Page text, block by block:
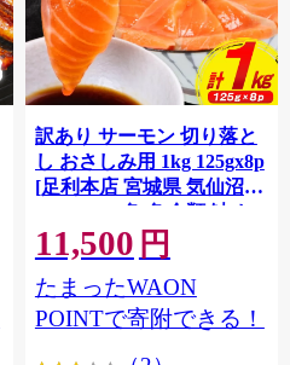
訳あり サーモン 切り落と
し おさしみ用 1kg 125gx8p
[足利本店 宮城県 気仙沼市
20564313] 魚 魚介類 鮭 お
刺し身 刺し身 刺身 生 生食
個包装 チリ銀鮭 銀鮭 海鮮
海鮮丼 魚介
11,500 円
たまったWAON
POINTで寄附できる！